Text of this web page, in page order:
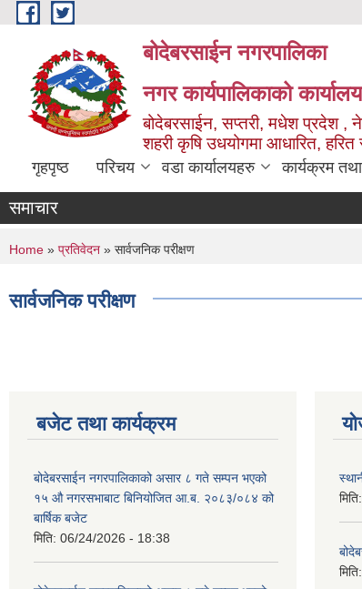
Skip to main content
बोदेबरसाईन नगरपालिका
नगर कार्यपालिकाको कार्यालय
बोदेबरसाईन, सप्तरी, मधेश प्रदेश ,
शहरी कृषि उधयोगमा आधारित,
गृहपृष्ठ परिचय वडा कार्यालयहरु कार्यक्रम
समाचार
You are here
Home » प्रतिवेदन » सार्वजनिक परीक्षण
सार्वजनिक परीक्षण
बजेट तथा कार्यक्रम
बोदेबरसाईन नगरपालिकाको असार ८ गते सम्पन भएको
१५ ‍‍‍औ नगरसभाबाट बिनियोजित आ.ब. २०८३/०८४ को
बार्षिक बजेट
मिति: 06/24/2026 - 18:38
मिति:
मिति: